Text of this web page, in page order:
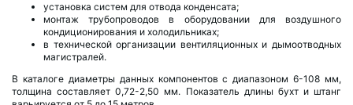
установка систем для отвода конденсата;
монтаж трубопроводов в оборудовании для воздушного
кондиционирования и холодильниках;
в технической организации вентиляционных и дымоотводных
магистралей.
В каталоге диаметры данных компонентов с диапазоном 6-108 мм,
толщина составляет 0,72-2,50 мм. Показатель длины бухт и штанг